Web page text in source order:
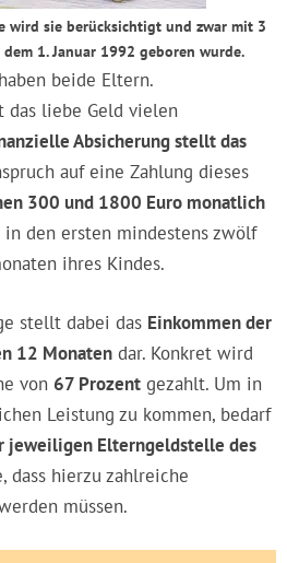
wird sie berücksichtigt und zwar mit 3
1. Januar 1992 geboren wurde.
beide Eltern.
liebe Geld vielen
Absicherung stellt das
auf eine Zahlung dieses
300 und 1800 Euro monatlich
den ersten mindestens zwölf
ihres Kindes.
stellt dabei das Einkommen der
12 Monaten dar. Konkret wird
von 67 Prozent gezahlt. Um in
Leistung zu kommen, bedarf
jeweiligen Elterngeldstelle des
dass hierzu zahlreiche
müssen.